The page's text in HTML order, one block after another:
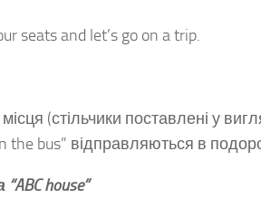
seats and let’s go on a trip.
(стільчики поставлені у
the bus” відправляються в
“ABC house”